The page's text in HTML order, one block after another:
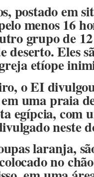
postado em
menos 16
grupo de 12
deserto. Eles
etíope
o EI
uma praia
egípcia, com
neste
laranja,
no